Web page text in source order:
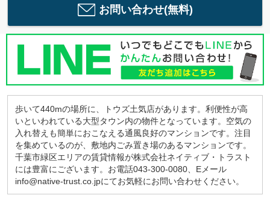
お問い合わせ(無料)
歩いて440mの場所に、トウズ土気店があります。利便性が高
いといわれている大型タウン内の物件となっています。空気の
入れ替えも簡単におこなえる通風良好のマンションです。注目
を集めているのが、敷地内ごみ置き場のあるマンションです。
千葉市緑区エリアの賃貸情報が株式会社ネイティブ・トラスト
には豊富にございます。お電話043-300-0080、Eメール
info@native-trust.co.jpにてお気軽にお問い合わせください。